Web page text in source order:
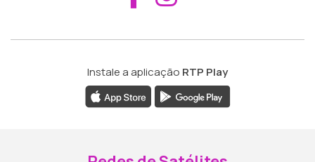
Instale a aplicação RTP Play